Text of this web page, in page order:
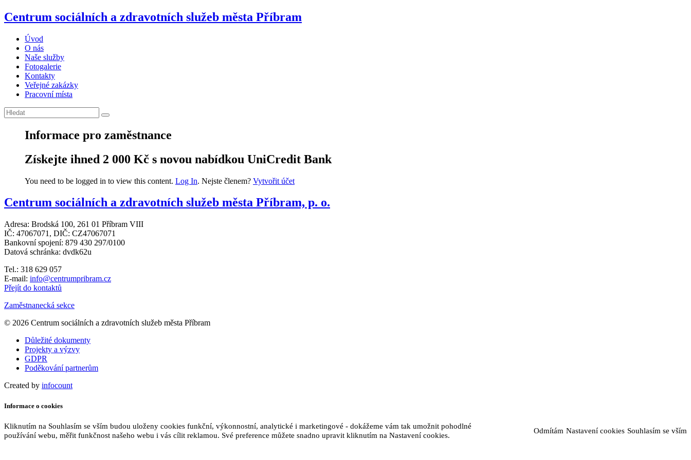
Centrum sociálních a zdravotních služeb města Příbram
Úvod
O nás
Naše služby
Fotogalerie
Kontakty
Veřejné zakázky
Pracovní místa
Informace pro zaměstnance
Získejte ihned 2 000 Kč s novou nabídkou UniCredit Bank
You need to be logged in to view this content. Log In. Nejste členem? Vytvořit účet
Centrum sociálních a zdravotních služeb města Příbram, p. o.
Adresa: Brodská 100, 261 01 Příbram VIII
IČ: 47067071, DIČ: CZ47067071
Bankovní spojení: 879 430 297/0100
Datová schránka: dvdk62u
Tel.: 318 629 057
E-mail: info@centrumpribram.cz
Přejít do kontaktů
Zaměstnanecká sekce
© 2026 Centrum sociálních a zdravotních služeb města Příbram
Důležité dokumenty
Projekty a výzvy
GDPR
Poděkování partnerům
Created by infocount
Informace o cookies
Kliknutím na Souhlasím se vším budou uloženy cookies funkční, výkonnostní, analytické i marketingové - dokážeme vám tak umožnit pohodlné
používání webu, měřit funkčnost našeho webu i vás cílit reklamou. Své preference můžete snadno upravit kliknutím na Nastavení cookies.
Odmítám Nastavení cookies Souhlasím se vším